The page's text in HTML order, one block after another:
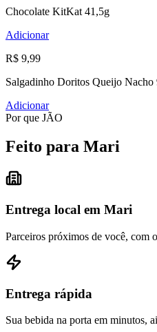
Chocolate KitKat 41,5g
Adicionar
R$ 9,99
Salgadinho Doritos Queijo Nacho
Adicionar
Por que JÃO
Feito para Mari
Entrega local em Mari
Parceiros próximos de você, com
Entrega rápida
Sua bebida na porta em minutos,